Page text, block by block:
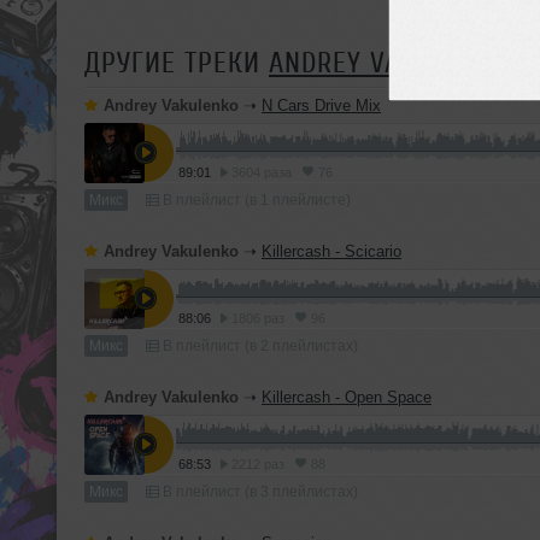
ДРУГИЕ ТРЕКИ ANDREY VAKULENKO
Andrey Vakulenko ➝ N Cars Drive Mix
89:01
Микс
Andrey Vakulenko ➝ Killercash - Scicario
88:06
Микс
Andrey Vakulenko ➝ Killercash - Open Space
68:53
Микс